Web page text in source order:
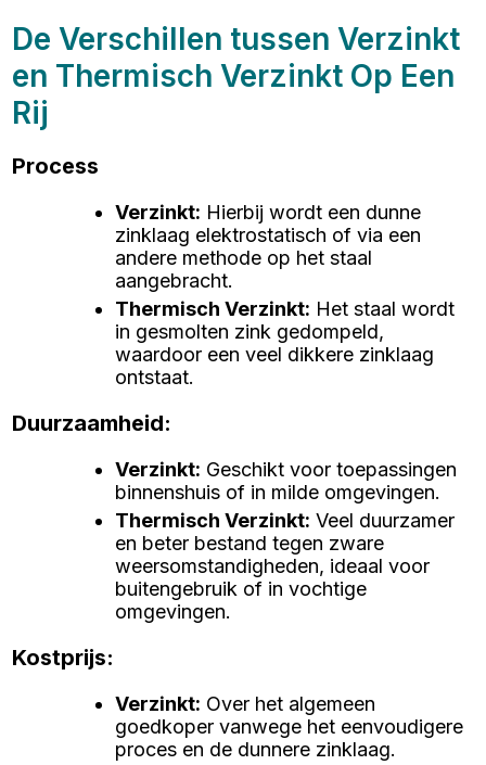
De Verschillen tussen Verzinkt
en Thermisch Verzinkt Op Een
Rij
Process
Verzinkt: Hierbij wordt een dunne
zinklaag elektrostatisch of via een
andere methode op het staal
aangebracht.
Thermisch Verzinkt: Het staal wordt
in gesmolten zink gedompeld,
waardoor een veel dikkere zinklaag
ontstaat.
Duurzaamheid:
Verzinkt: Geschikt voor toepassingen
binnenshuis of in milde omgevingen.
Thermisch Verzinkt: Veel duurzamer
en beter bestand tegen zware
weersomstandigheden, ideaal voor
buitengebruik of in vochtige
omgevingen.
Kostprijs:
Verzinkt: Over het algemeen
goedkoper vanwege het eenvoudigere
proces en de dunnere zinklaag.